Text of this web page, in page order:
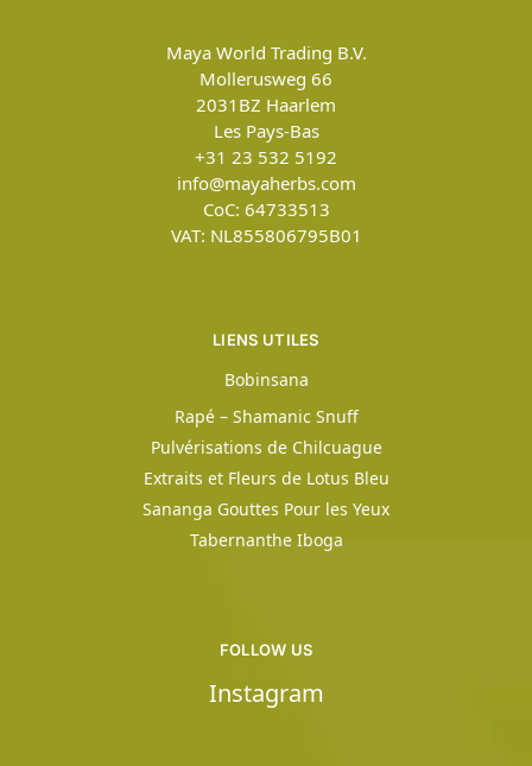
Maya World Trading B.V.
Mollerusweg 66
2031BZ Haarlem
Les Pays-Bas
+31 23 532 5192
info@mayaherbs.com
CoC: 64733513
VAT: NL855806795B01
LIENS UTILES
Bobinsana
Rapé – Shamanic Snuff
Pulvérisations de Chilcuague
Extraits et Fleurs de Lotus Bleu
Sananga Gouttes Pour les Yeux
Tabernanthe Iboga
FOLLOW US
Instagram